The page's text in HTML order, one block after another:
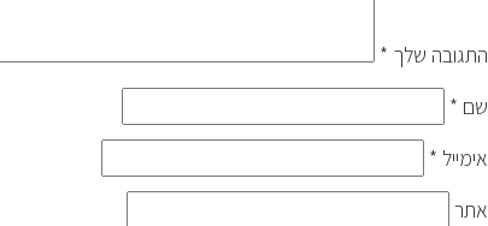
התגובה שלך *
שם *
אימייל *
אתר